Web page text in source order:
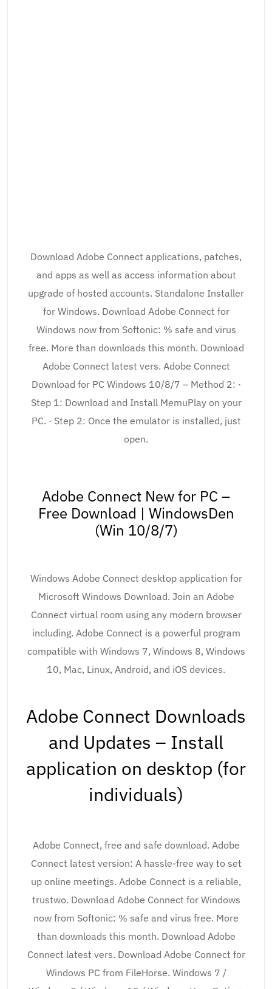
Download Adobe Connect applications, patches,
and apps as well as access information about
upgrade of hosted accounts. Standalone Installer
for Windows. Download Adobe Connect for
Windows now from Softonic: % safe and virus
free. More than downloads this month. Download
Adobe Connect latest vers. Adobe Connect
Download for PC Windows 10/8/7 – Method 2: ·
Step 1: Download and Install MemuPlay on your
PC. · Step 2: Once the emulator is installed, just
open.
Adobe Connect New for PC –
Free Download | WindowsDen
(Win 10/8/7)
Windows Adobe Connect desktop application for
Microsoft Windows Download. Join an Adobe
Connect virtual room using any modern browser
including. Adobe Connect is a powerful program
compatible with Windows 7, Windows 8, Windows
10, Mac, Linux, Android, and iOS devices.
Adobe Connect Downloads
and Updates – Install
application on desktop (for
individuals)
Adobe Connect, free and safe download. Adobe
Connect latest version: A hassle-free way to set
up online meetings. Adobe Connect is a reliable,
trustwo. Download Adobe Connect for Windows
now from Softonic: % safe and virus free. More
than downloads this month. Download Adobe
Connect latest vers. Download Adobe Connect for
Windows PC from FileHorse. Windows 7 /